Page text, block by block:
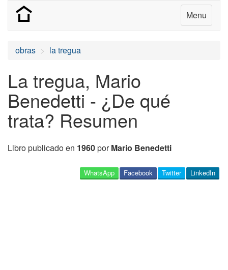
Menu
obras la tregua
La tregua, Mario
Benedetti - ¿De qué
trata? Resumen
Libro publicado en 1960porMario Benedetti
LinkedIn
Twitter
Facebook
WhatsApp